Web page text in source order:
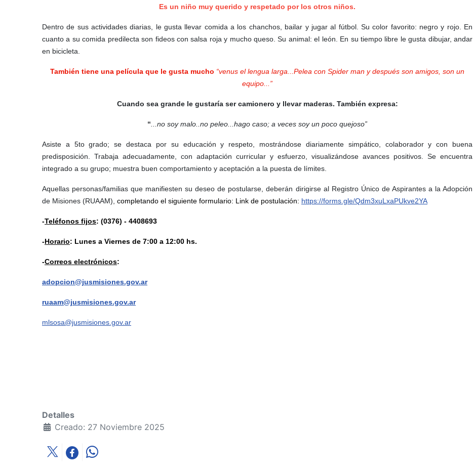
Es un niño muy querido y respetado por los otros niños.
Dentro de sus actividades diarias, le gusta llevar comida a los chanchos, bailar y jugar al fútbol. Su color favorito: negro y rojo. En
cuanto a su comida predilecta son fideos con salsa roja y mucho queso. Su animal: el león. En su tiempo libre le gusta dibujar, andar
en bicicleta.
También tiene una película que le gusta mucho “venus el lengua larga...Pelea con Spider man y después son amigos, son un
equipo...”
Cuando sea grande le gustaría ser camionero y llevar maderas. También expresa:
“ ...no soy malo..no peleo...hago caso; a veces soy un poco quejoso”
Asiste a 5to grado; se destaca por su educación y respeto, mostrándose diariamente simpático, colaborador y con buena
predisposición. Trabaja adecuadamente, con adaptación curricular y esfuerzo, visualizándose avances positivos. Se encuentra
integrado a su grupo; muestra buen comportamiento y aceptación a la puesta de límites.
Aquellas personas/familias que manifiesten su deseo de postularse, deberán dirigirse al Registro Único de Aspirantes a la Adopción
de Misiones (RUAAM), completando el siguiente formulario: Link de postulación: https://forms.gle/Qdm3xuLxaPUkve2YA
-Teléfonos fijos: (0376) - 4408693
-Horario: Lunes a Viernes de 7:00 a 12:00 hs.
-Correos electrónicos:
adopcion@jusmisiones.gov.ar
ruaam@jusmisiones.gov.ar
mlsosa@jusmisiones.gov.ar
Detalles
Creado: 27 Noviembre 2025